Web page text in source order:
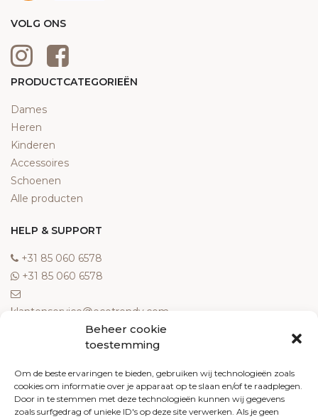
Beheer cookie
toestemming
Om de beste ervaringen te bieden, gebruiken wij technologieën zoals
cookies om informatie over je apparaat op te slaan en/of te raadplegen.
Door in te stemmen met deze technologieën kunnen wij gegevens
zoals surfgedrag of unieke ID's op deze site verwerken. Als je geen
VOLG ONS
PRODUCTCATEGORIEËN
Dames
Heren
Kinderen
Accessoires
Schoenen
Alle producten
HELP & SUPPORT
‎+31 85 060 6578
‎+31 85 060 6578
klantenservice@ecotrendy.com
Meest gestelde vragen
Contact
Algemene voorwaarden